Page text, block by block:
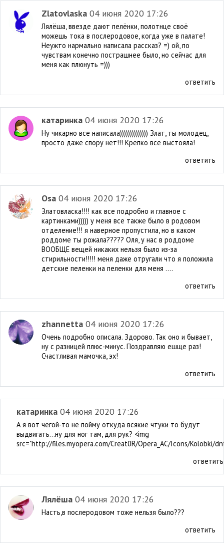
Zlatovlaska 04 июня 2020 17:26
Лялёша, ввезде дают пелёнки, полотнце своё
можешь тока в послеродовое, когда уже в палате!
Неужто нармально написала рассказ? =) ой, по
чувствам конечно пострашнее было, но сейчас для
меня как плюнуть =)))
ответить
катаринка 04 июня 2020 17:26
Ну чикарно все написала)))))))))))))) Злат, ты молодец,
просто даже спору нет!!! Крепко все выстояла!
ответить
Osa 04 июня 2020 17:26
Златовласка!!!! как все подробно и главное с
картинками))))) у меня все также было в родовом
отделение!!! я наверное пропустила, но в каком
роддоме ты рожала????? Оля, у нас в роддоме
ВООБЩЕ вещей никаких нельзя было из-за
стирильности!!!!! меня даже отругали что я положила
детские пеленки на пеленки для меня ....
ответить
zhannetta 04 июня 2020 17:26
Очень подробно описала. Здорово. Так оно и бывает,
ну с разницей плюс-минус. Поздравляю ешще раз!
Счастливая мамочка, эх!
ответить
катаринка 04 июня 2020 17:26
А я вот чегой-то не пойму откуда всякие чтуки то будут
выдвигать...ну для ног там, для рук? <img
src="http://files.myopera.com/Creat0R/Opera_AC/Icons/Kolobki/
ответить
Лялёша 04 июня 2020 17:26
Насть,в послеродовом тоже нельзя было???
ответить